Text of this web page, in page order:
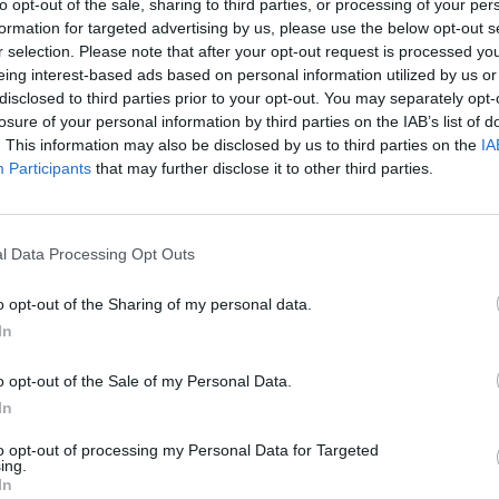
opt-out of the sale, sharing to third parties, or processing of your
for targeted advertising by us, please use the below opt-out
selection. Please note that after your opt-out request is processed
interest-based ads based on personal information utilized by us
to third parties prior to your opt-out. You may separately
of your personal information by third parties on the IAB’s list of
This information may also be disclosed by us to third parties on the
Participants that may further disclose it to other third parties.
Data Processing Opt Outs
opt-out of the Sharing of my personal data.
opt-out of the Sale of my Personal Data.
opt-out of processing my Personal Data for Targeted
de la ruta y del evento solo serán visibles
puede ser modificado
a pagar la reserva porque hay
Si ocupas una plaza que no vas a
a otra persona de que pueda ir.
gafas de sol, crema solar, agua, comida
consideres necesaria. Trata de
de la organización. Respeta el
que traigas bolsita de basura).
que requiere organización de transporte a
lo antes posible si necesitas plaza o si
Se compartirán gastos de gasolina.